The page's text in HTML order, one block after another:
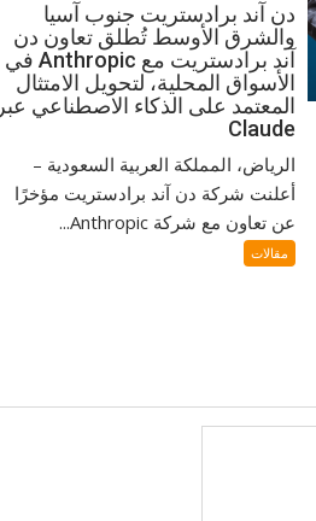
دن آند برادستريت جنوب آسيا
والشرق الأوسط تُطلق تعاون دن
آند برادستريت مع Anthropic في
الأسواق المحلية، لتحويل الامتثال
المعتمد على الذكاء الاصطناعي عبر
Claude
الرياض، المملكة العربية السعودية –
أعلنت شركة دن آند برادستريت مؤخرًا
عن تعاون مع شركة Anthropic...
مقالات